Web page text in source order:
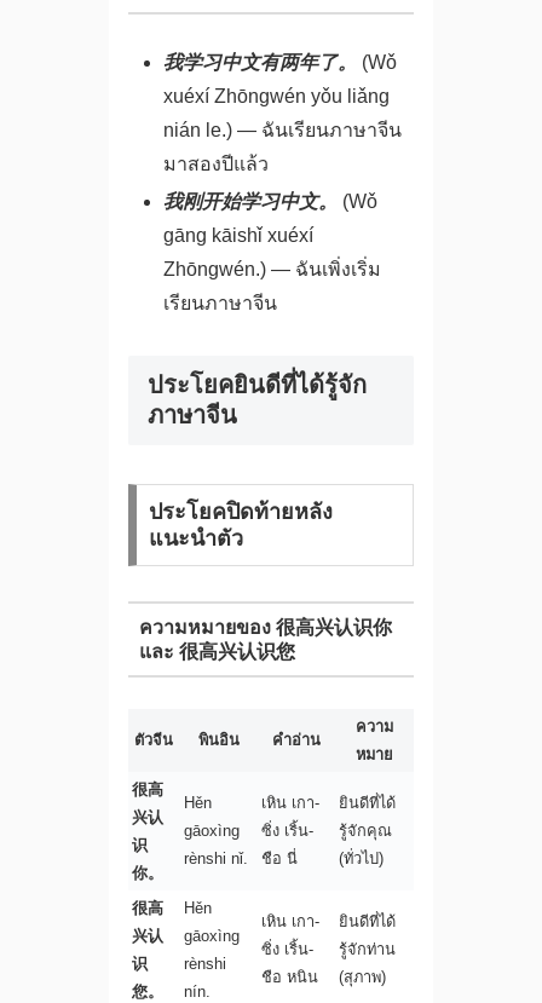
我学习中文有两年了。
(Wǒ
xuéxí Zhōngwén yǒu liǎng
nián le.) — ฉันเรียนภาษาจีน
มาสองปีแล้ว
我刚开始学习中文。
(Wǒ
gāng kāishǐ xuéxí
Zhōngwén.) — ฉันเพิ่งเริ่ม
เรียนภาษาจีน
ประโยคยินดีที่ได้รู้จัก
ภาษาจีน
ประโยคปิดท้ายหลัง
แนะนำตัว
ความหมายของ 很高兴认识你
และ 很高兴认识您
ตัวจีน พินอิน คำอ่าน
ความ
หมาย
很高
兴认
识
你。
Hěn
gāoxìng
rènshi nǐ.
เหิน เกา-
ซิ่ง เริ้น-
ชือ นี่
ยินดีที่ได้
รู้จักคุณ
(ทั่วไป)
很高
兴认
识
您。
Hěn
gāoxìng
rènshi
nín.
เหิน เกา-
ซิ่ง เริ้น-
ชือ หนิน
ยินดีที่ได้
รู้จักท่าน
(สุภาพ)